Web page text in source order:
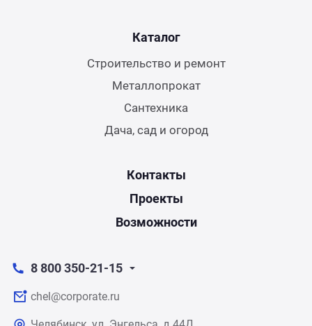
Каталог
Строительство и ремонт
Металлопрокат
Сантехника
Дача, сад и огород
Контакты
Проекты
Возможности
8 800 350-21-15
chel@corporate.ru